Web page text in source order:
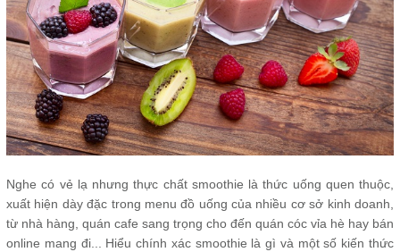
Nghe có vẻ lạ nhưng thực chất smoothie là thức uống quen thuộc,
xuất hiện dày đặc trong menu đồ uống của nhiều cơ sở kinh doanh,
từ nhà hàng, quán cafe sang trọng cho đến quán cóc vỉa hè hay bán
online mang đi... Hiểu chính xác smoothie là gì và một số kiến thức